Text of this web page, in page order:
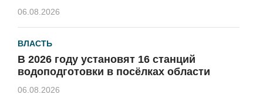
06.08.2026
ВЛАСТЬ
В 2026 году установят 16 станций
водоподготовки в посёлках области
06.08.2026